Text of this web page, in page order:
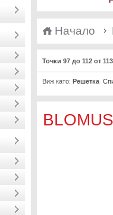
Начало
Точки 97 до 112 от
Виж като: Решетка
BLOMUS